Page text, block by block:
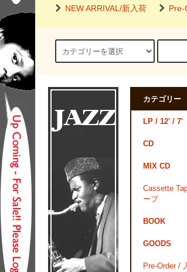
NEW ARRIVAL/新入荷 Pre-
カテゴリー
LP / 12' / 7'
CD
MIX CD
Cassette
ープ
BOOK
GOODS
Pre-Order /